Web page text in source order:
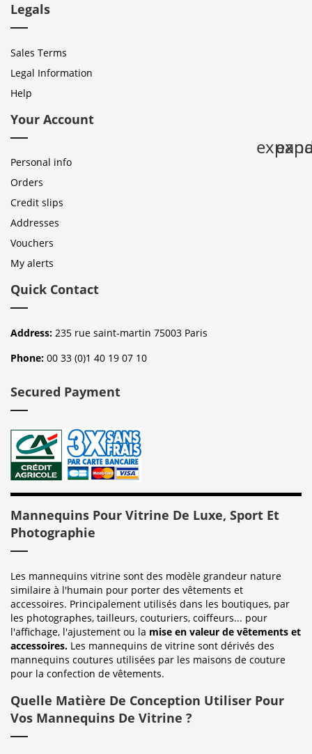
Legals
Sales Terms
Legal Information
Help
Your Account
Personal info
Orders
Credit slips
Addresses
Vouchers
My alerts
Quick Contact
Address: 235 rue saint-martin 75003 Paris
Phone: 00 33 (0)1 40 19 07 10
Secured Payment
Mannequins Pour Vitrine De Luxe, Sport Et
Photographie
Les mannequins vitrine sont des modèle grandeur nature
similaire à l'humain pour porter des vêtements et
accessoires. Principalement utilisés dans les boutiques, par
les photographes, tailleurs, couturiers, coiffeurs... pour
l'affichage, l'ajustement ou la mise en valeur de vêtements et
accessoires. Les mannequins de vitrine sont dérivés des
mannequins coutures utilisées par les maisons de couture
pour la confection de vêtements.
Quelle Matière De Conception Utiliser Pour
Vos Mannequins De Vitrine ?